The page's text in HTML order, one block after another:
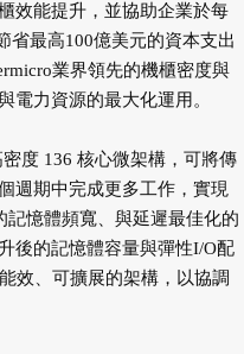
效能提升，並協助企業於每
省最高100億美元的資本支出
業界領先的機櫃密度與
電力資源的最大化運用。
度 136 核心微架構，可將傳
週期中完成更多工作，實現
記憶體頻寬、與延遲最佳化的
後的記憶體容量與彈性I/O配
效、可擴展的架構，以協調